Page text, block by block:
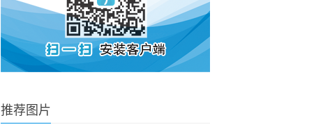
推荐图片